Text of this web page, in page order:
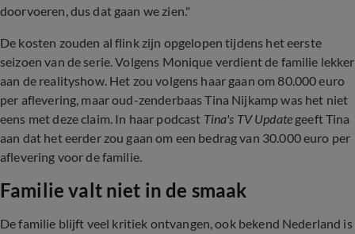
doorvoeren, dus dat gaan we zien."
De kosten zouden al flink zijn opgelopen tijdens het eerste
seizoen van de serie. Volgens Monique verdient de familie lekker
aan de realityshow. Het zou volgens haar gaan om 80.000 euro
per aflevering, maar oud-zenderbaas Tina Nijkamp was het niet
eens met deze claim. In haar podcast Tina's TV Update geeft Tina
aan dat het eerder zou gaan om een bedrag van 30.000 euro per
aflevering voor de familie.
Familie valt niet in de smaak
De familie blijft veel kritiek ontvangen, ook bekend Nederland is